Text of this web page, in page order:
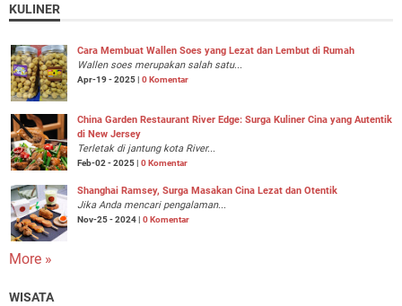
KULINER
Cara Membuat Wallen Soes yang Lezat dan Lembut di Rumah
Wallen soes merupakan salah satu...
Apr-19 - 2025 | 0 Komentar
China Garden Restaurant River Edge: Surga Kuliner Cina yang Autentik
di New Jersey
Terletak di jantung kota River...
Feb-02 - 2025 | 0 Komentar
Shanghai Ramsey, Surga Masakan Cina Lezat dan Otentik
Jika Anda mencari pengalaman...
Nov-25 - 2024 | 0 Komentar
More »
WISATA